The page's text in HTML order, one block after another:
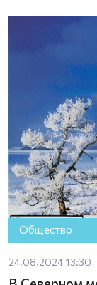
Общество
24.08.2024 13:30